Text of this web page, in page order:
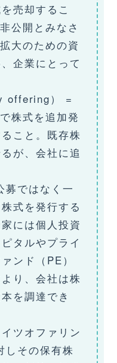
売却するこ
公開とみなさ
大のための資
企業にとって
offering） =
株式を追加発
こと。既存株
が、会社に追
募ではなく一
式を発行する
には個人投資
タルやプライ
ンド（PE）
り、会社は株
を調達でき
ツオファリン
しその保有株